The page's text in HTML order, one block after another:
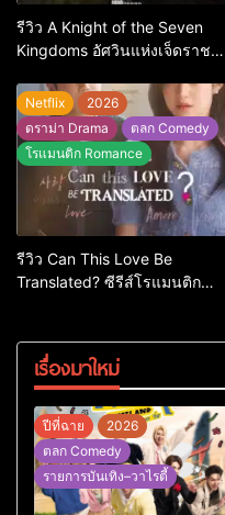
รีวิว A Knight of the Seven
Kingdoms อัศวินแห่งเจ็ดราช
พเนจรที่ดีที่สุดในจักรวาล GoT
Netflix
2026
ดราม่า Drama
ตลก Comedy
โรแมนติก Romance
รีวิว Can This Love Be
Translated? ซีรีส์โรแมนติก
เรื่องมาใหม่
ปีที่ฉาย
2026
ตลก Comedy
รายการบันเทิง–วาไรตี้